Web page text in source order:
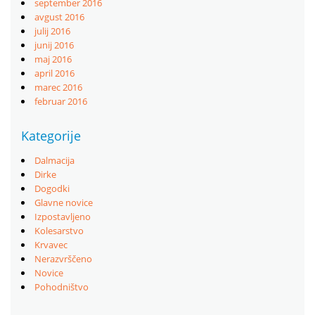
september 2016
avgust 2016
julij 2016
junij 2016
maj 2016
april 2016
marec 2016
februar 2016
Kategorije
Dalmacija
Dirke
Dogodki
Glavne novice
Izpostavljeno
Kolesarstvo
Krvavec
Nerazvrščeno
Novice
Pohodništvo